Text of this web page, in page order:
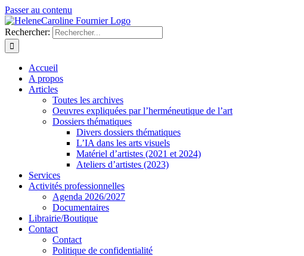
Passer au contenu
Rechercher:
Accueil
A propos
Articles
Toutes les archives
Oeuvres expliquées par l’herméneutique de l’art
Dossiers thématiques
Divers dossiers thématiques
L’IA dans les arts visuels
Matériel d’artistes (2021 et 2024)
Ateliers d’artistes (2023)
Services
Activités professionnelles
Agenda 2026/2027
Documentaires
Librairie/Boutique
Contact
Contact
Politique de confidentialité